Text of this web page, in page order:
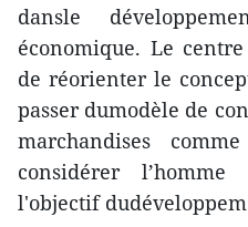
dansle
économique. Le
de réorienter le
passer dumodèle de
marchandises
considérer
l'objectif